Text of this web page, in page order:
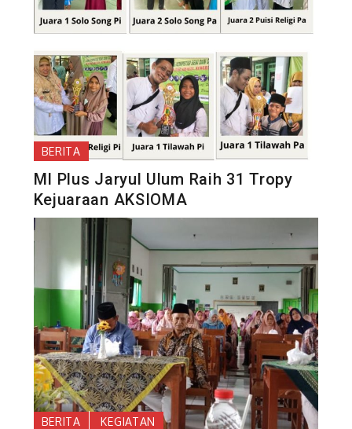
BERITA
MI Plus Jaryul Ulum Raih 31 Tropy
Kejuaraan AKSIOMA
BERITA KEGIATAN